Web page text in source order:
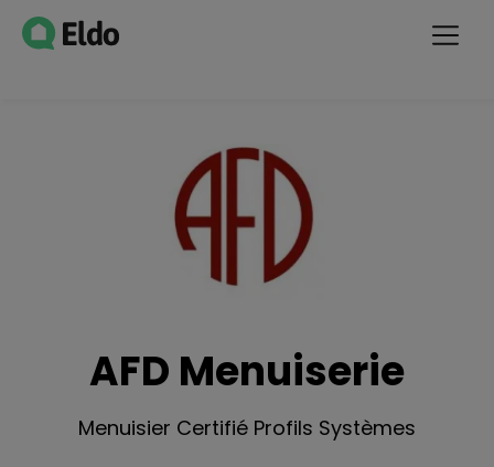
AFD Menuiserie
Menuisier Certifié Profils Systèmes